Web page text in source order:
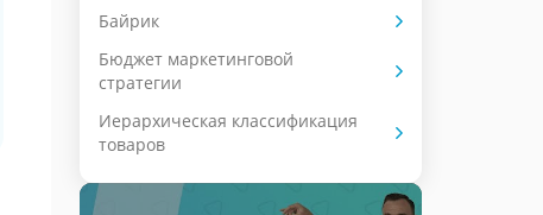
Байрик
Бюджет маркетинговой
стратегии
Иерархическая классификация
товаров